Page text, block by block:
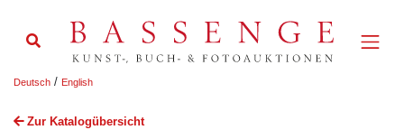
Deutsch / English
Zur Katalogübersicht